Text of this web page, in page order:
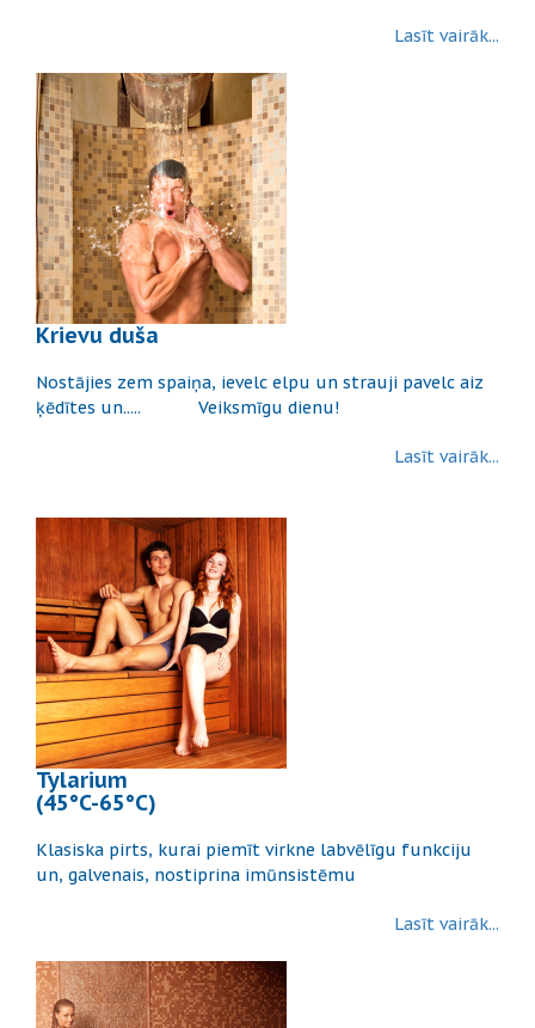
Lasīt vairāk...
Krievu duša
Nostājies zem spaiņa, ievelc elpu un strauji pavelc aiz
ķēdītes un..... Veiksmīgu dienu!
Lasīt vairāk...
Tylarium
(45°C-65°C)
Klasiska pirts, kurai piemīt virkne labvēlīgu funkciju
un, galvenais, nostiprina imūnsistēmu
Lasīt vairāk...